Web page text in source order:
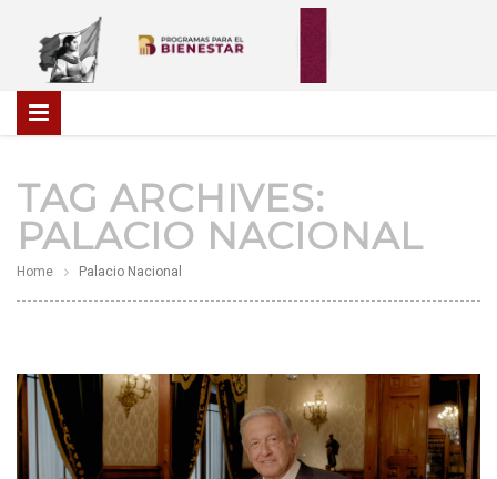
TAG ARCHIVES:
PALACIO NACIONAL
Home Palacio Nacional